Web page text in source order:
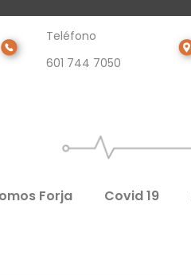
Teléfono
601 744 7050
Forja Covid 19